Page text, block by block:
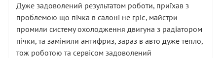
Дуже задоволений результатом роботи, приїхав з
проблемою що пічка в салоні не гріє, майстри
промили систему охолодження двигуна з радіатором
пічки, та замінили антифриз, зараз в авто дуже тепло,
тож роботою та сервісом задоволений